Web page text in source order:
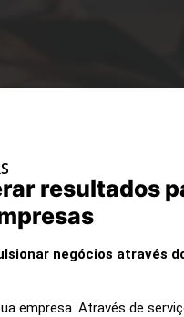
resultados
negócios através
empresa. Através de